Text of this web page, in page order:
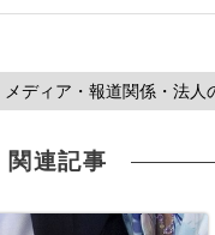
メディア・報道関係・法
関連記事